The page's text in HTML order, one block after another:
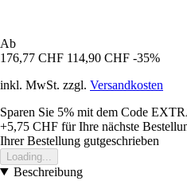
Ab
176,77 CHF 114,90 CHF -35%
inkl. MwSt. zzgl. Versandkosten
Sparen Sie 5% mit dem Code
+5,75 CHF für Ihre nächste
Ihrer Bestellung gutgeschrieben
Loading...
Beschreibung